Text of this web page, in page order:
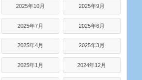
2025年10月 2025年9月
2025年7月 2025年6月
2025年4月 2025年3月
2025年1月 2024年12月